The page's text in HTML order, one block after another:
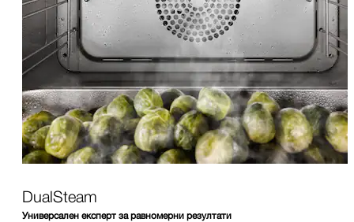
DualSteam
Универсален експерт за равномерни резултати